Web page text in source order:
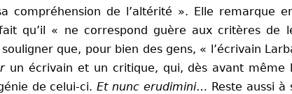
compréhension de l’altérité ». Elle
qu’il « ne correspond guère aux critères de
que, pour bien des gens, « l’écrivain
un écrivain et un critique, qui, dès avant même
de celui-ci.Et nunc erudimini… Reste aussi à